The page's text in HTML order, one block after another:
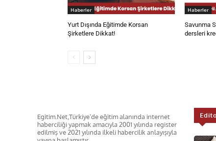
Haberler
Yurt Dışında Eğitimde Korsan
Şirketlere Dikkat!
Haberler
Savunma
dersleri
Egitim.Net,Türkiye’de eğitim alanında internet
haberciliği yapmak amacıyla 2001 yılında register
edilmiş ve 2021 yılında ilkeli habercilik anlayışıyla